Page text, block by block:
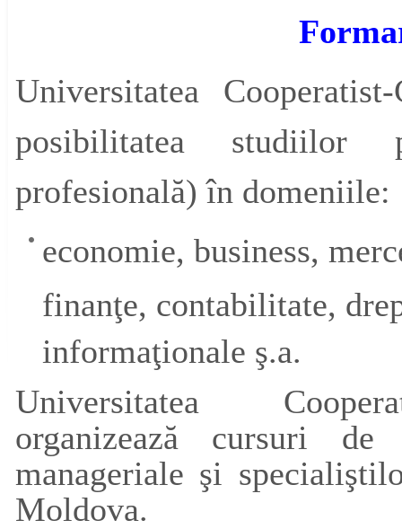
Universitatea
posibilitatea studiilor
profesională) în domeniile:
economie, business,
finanţe, contabilitate,
informaţionale ş.a.
Universitatea
organizează cursuri
manageriale şi
Moldova.